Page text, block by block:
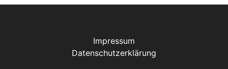
Impressum
Datenschutzerklärung